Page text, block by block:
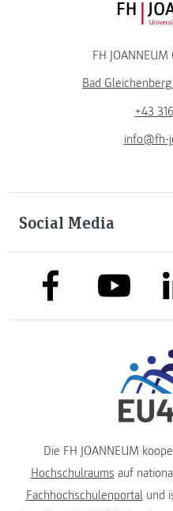
FH
Bad Gleichenberg
+43
info@fh-
Social Media
link to facebooklink to
Die FH JOANNEUM
Hochschulraums auf
Fachhochschulenportalund